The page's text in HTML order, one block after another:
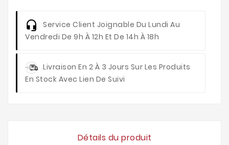
Service Client Joignable Du Lundi Au
Vendredi De 9h À 12h Et De 14h À 18h
Livraison En 2 À 3 Jours Sur Les Produits
En Stock Avec Lien De Suivi
Détails du produit